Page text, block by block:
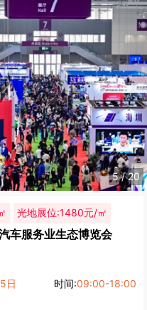
5/20
光地展位:1480元/㎡
车服务业生态博览会
日 时间:09:00-18:00